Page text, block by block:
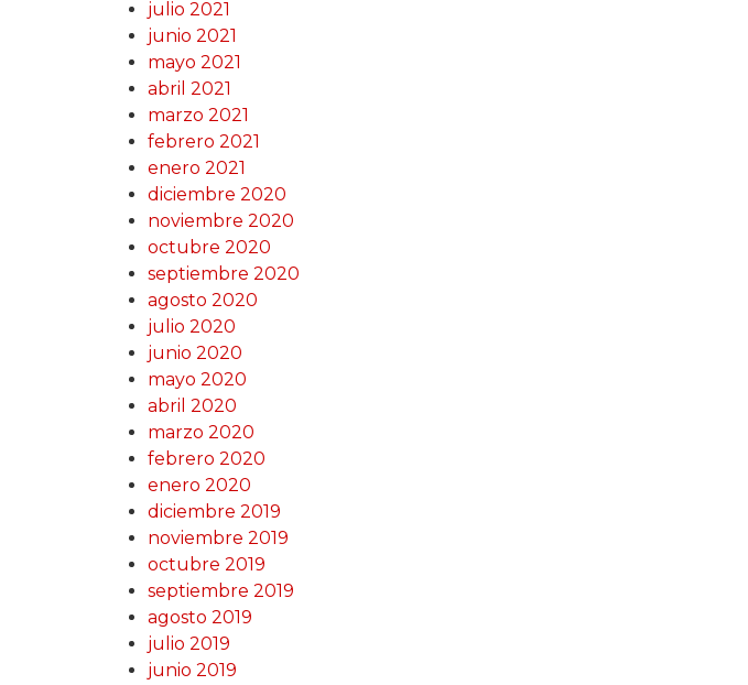
julio 2021
junio 2021
mayo 2021
abril 2021
marzo 2021
febrero 2021
enero 2021
diciembre 2020
noviembre 2020
octubre 2020
septiembre 2020
agosto 2020
julio 2020
junio 2020
mayo 2020
abril 2020
marzo 2020
febrero 2020
enero 2020
diciembre 2019
noviembre 2019
octubre 2019
septiembre 2019
agosto 2019
julio 2019
junio 2019